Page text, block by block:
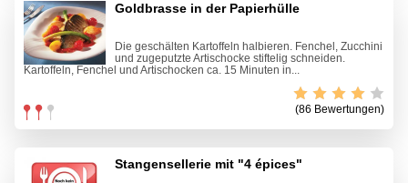
Goldbrasse in der Papierhülle
Die geschälten Kartoffeln halbieren. Fenchel, Zucchini
und zugeputzte Artischocke stiftelig schneiden.
Kartoffeln, Fenchel und Artischocken ca. 15 Minuten in...
(86 Bewertungen)
Stangensellerie mit "4 épices"